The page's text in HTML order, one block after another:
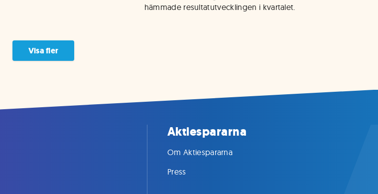
hämmade resultatutvecklingen i kvartalet.
Visa fler
Aktiespararna
Om Aktiespararna
Press